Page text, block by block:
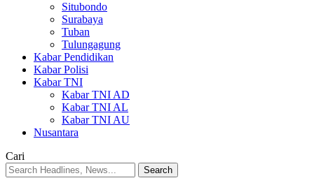
Situbondo
Surabaya
Tuban
Tulungagung
Kabar Pendidikan
Kabar Polisi
Kabar TNI
Kabar TNI AD
Kabar TNI AL
Kabar TNI AU
Nusantara
Cari